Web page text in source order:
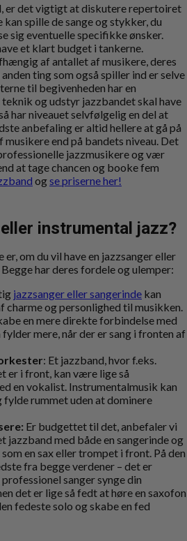
er det vigtigt at diskutere repertoiret
spille de sange og stykker, du
sig eventuelle specifikke ønsker.
et klart budget i tankerne.
af antallet af musikere, deres
ting som også spiller ind er selve
til begivenheden har en
og udstyr jazzbandet skal have
har niveauet selvfølgelig en del at
anbefaling er altid hellere at gå på
end på bandets niveau. Det
jazzmusikere og vær
at tage chancen og booke fem
ogse priserne her!
instrumental jazz?
om du vil have en jazzsanger eller
har deres fordele og ulemper:
jazzsanger eller sangerinde kan
charme og personlighed til musikken.
en mere direkte forbindelse med
mere, når der er sang i fronten af
: Et jazzband, hvor f.eks.
er i front, kan være lige så
en vokalist. Instrumentalmusik kan
rummet uden at dominere
Er budgettet til det, anbefaler vi
jazzband med både en sangerinde og
en sax eller trompet i front. På den
fra begge verdener – det er
sanger synge din
det er lige så fedt at høre en saxofon
fedeste solo og skabe en fed